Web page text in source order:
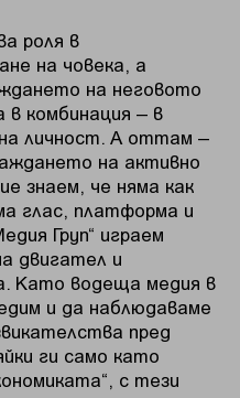
роля в
на човека, а
на неговото
в комбинация – в
личност. А оттам –
на активно
знаем, че няма как
глас, платформа и
Груп“ играем
двигател и
Като водеща медия в
и да наблюдаваме
пред
ги само като
с тези